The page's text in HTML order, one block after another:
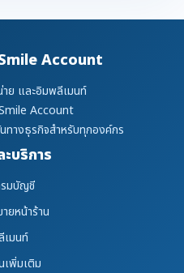
Account
าย และอิมพลีเมนท์
Account
ทางธุรกิจสำหรับทุกองค์กร
บริการ
มบัญชี
ยหน้าร้าน
มนท์
เพิ่มเติม